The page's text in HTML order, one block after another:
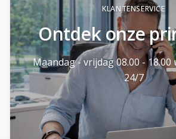
KLANTENSERVICE
Ontdek onze
Maandag - vrijdag 08.00 -
24/7